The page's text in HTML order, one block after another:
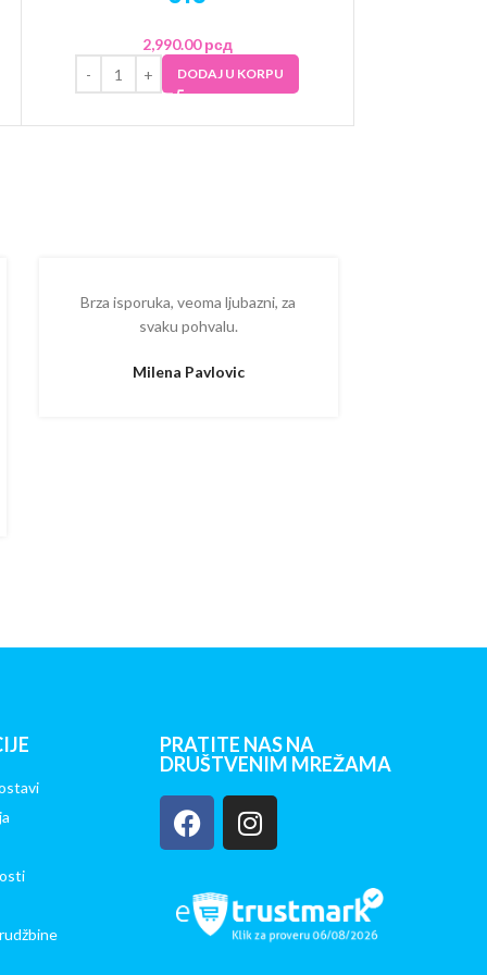
2,990.00рсд
DODAJ U KORPU
Brza isporuka, veoma ljubazni, za
svaku pohvalu.
Milena Pavlovic
PRATITE NAS NA
DRUŠTVENIM MREŽAMA